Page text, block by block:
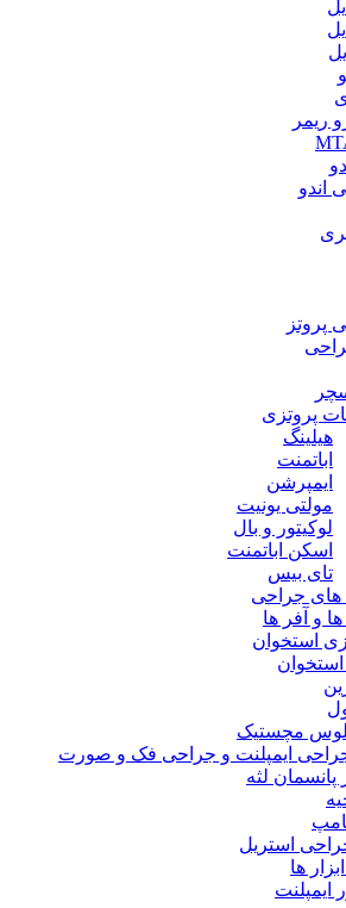
ریمر
اندو
پروتز
پروتزی
هیلینگ
اباتمنت
ایمپرشن
مولتی یونیت
لوکیتور و بال
اسکن اباتمنت
تای بیس
جراحی
و آفر ها
استخوان
استخوان
مچستیک
ایمپلنت و جراحی فک و صورت
پانسمان لثه
استریل
ها
ایمپلنت